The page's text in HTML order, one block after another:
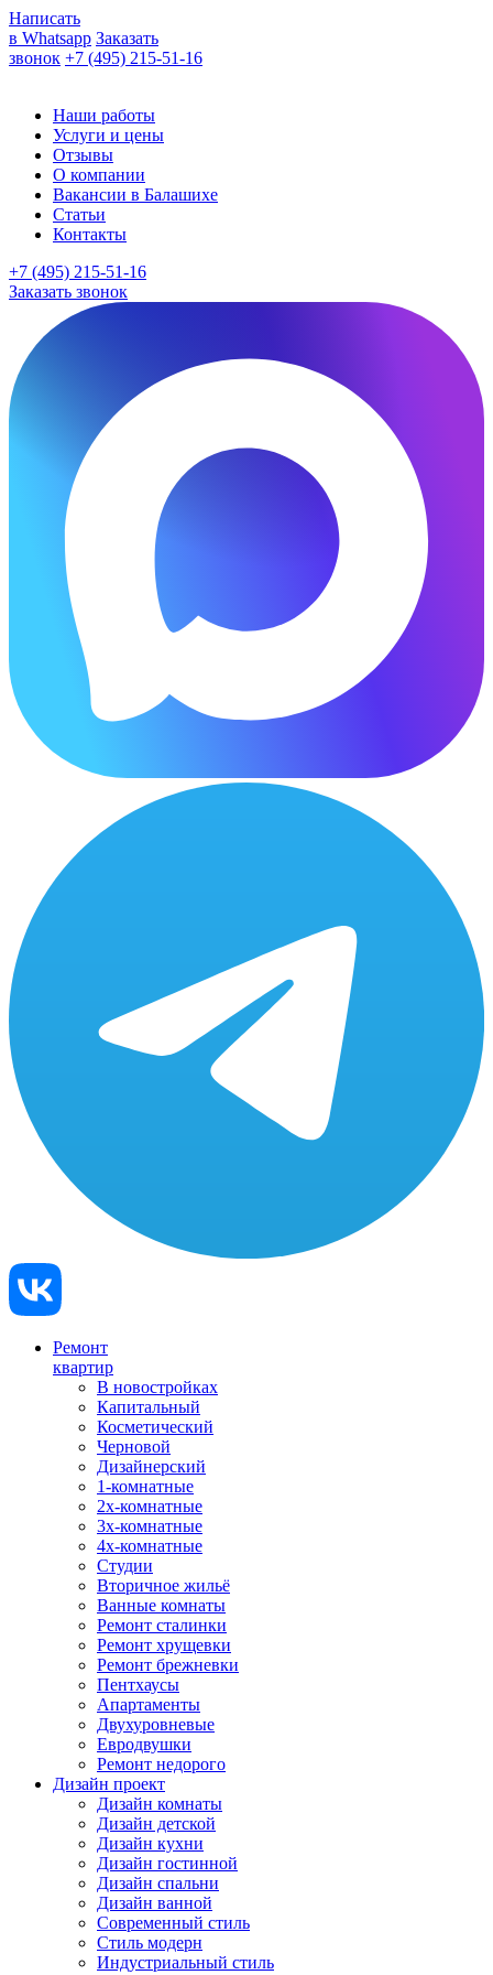
Написать
в Whatsapp Заказать
звонок +7 (495) 215-51-16
Наши работы
Услуги и цены
Отзывы
О компании
Вакансии в Балашихе
Статьи
Контакты
+7 (495) 215-51-16
Заказать звонок
Ремонт
квартир
В новостройках
Капитальный
Косметический
Черновой
Дизайнерский
1-комнатные
2х-комнатные
3х-комнатные
4х-комнатные
Студии
Вторичное жильё
Ванные комнаты
Ремонт сталинки
Ремонт хрущевки
Ремонт брежневки
Пентхаусы
Апартаменты
Двухуровневые
Евродвушки
Ремонт недорого
Дизайн проект
Дизайн комнаты
Дизайн детской
Дизайн кухни
Дизайн гостинной
Дизайн спальни
Дизайн ванной
Современный стиль
Стиль модерн
Индустриальный стиль